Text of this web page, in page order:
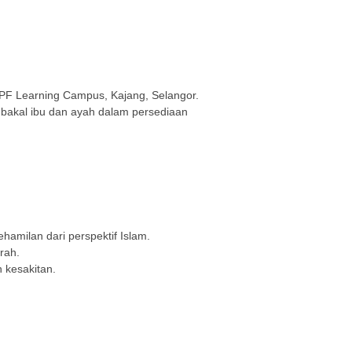
Learning Campus, Kajang, Selangor.
ibu dan ayah dalam persediaan
dari perspektif Islam.